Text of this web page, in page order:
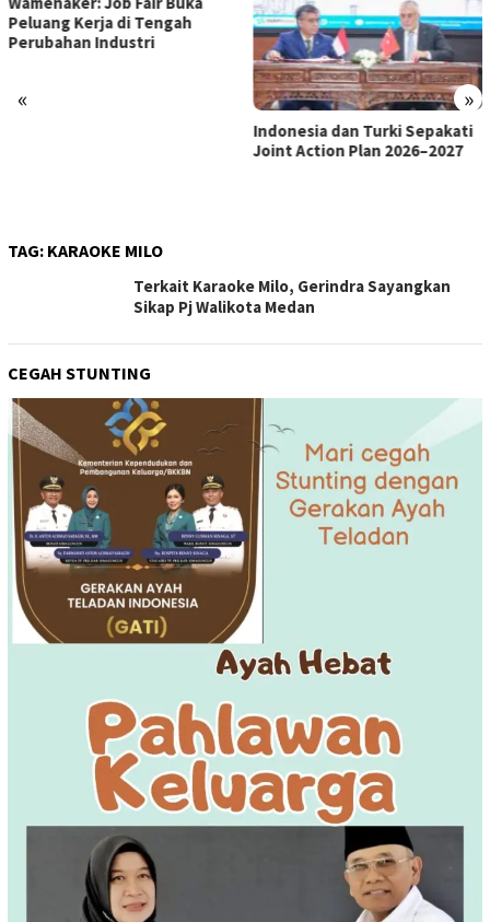
« »
Satgas PRR Pacu Realisasi
Tambahan TKD Aceh Rp1,65
TAG: KARAOKE MILO
Terkait Karaoke Milo, Gerindra Sayangkan
Sikap Pj Walikota Medan
CEGAH STUNTING